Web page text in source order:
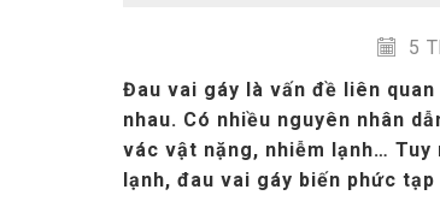
5
Đau vai gáy là vấn đề liên
nhau. Có nhiều nguyên nhân
vác vật nặng, nhiễm lạnh…
lạnh, đau vai gáy biến phức tạp